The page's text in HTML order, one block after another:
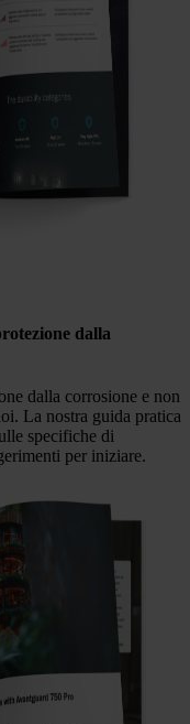
dalla
dalla corrosione e non
La nostra guida pratica
specifiche di
per iniziare.